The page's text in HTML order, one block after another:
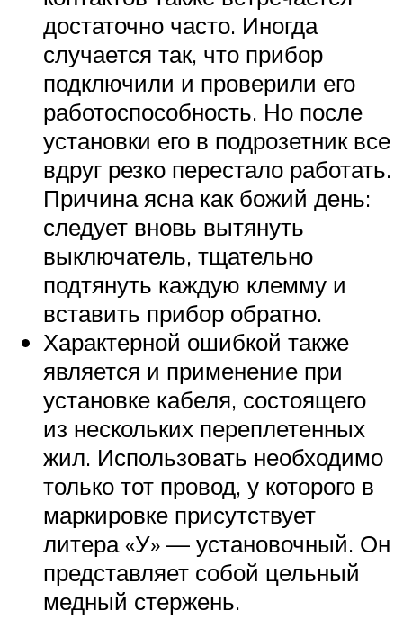
достаточно часто. Иногда
случается так, что прибор
подключили и проверили его
работоспособность. Но после
установки его в подрозетник все
вдруг резко перестало работать.
Причина ясна как божий день:
следует вновь вытянуть
выключатель, тщательно
подтянуть каждую клемму и
вставить прибор обратно.
Характерной ошибкой также
является и применение при
установке кабеля, состоящего
из нескольких переплетенных
жил. Использовать необходимо
только тот провод, у которого в
маркировке присутствует
литера «У» — установочный. Он
представляет собой цельный
медный стержень.